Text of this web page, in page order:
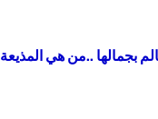
بجمالها ..من هي